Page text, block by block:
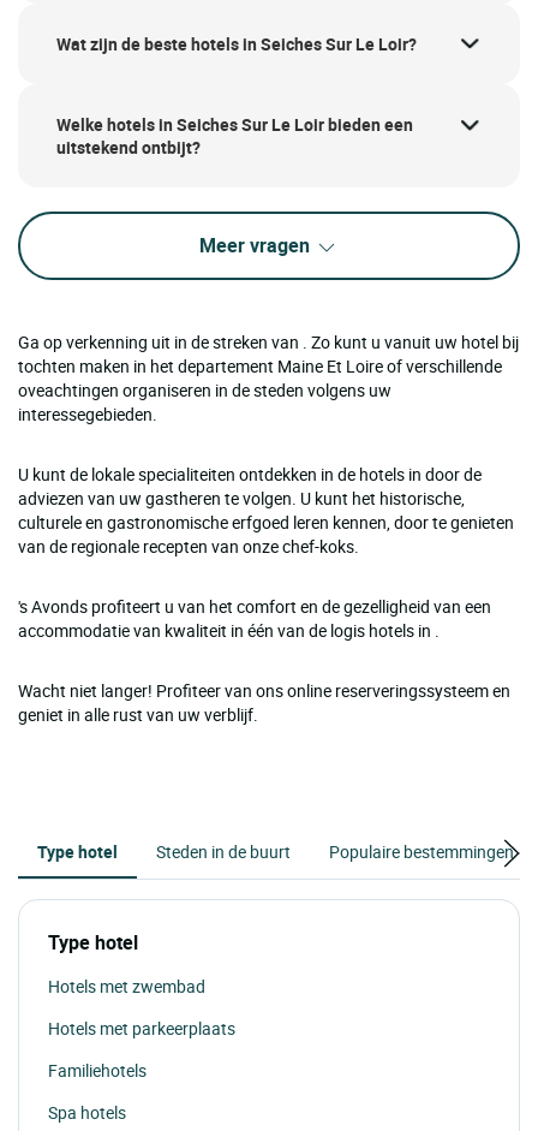
Wat zijn de beste hotels in Seiches Sur Le Loir?
Welke hotels in Seiches Sur Le Loir bieden een
uitstekend ontbijt?
Meer vragen
Ga op verkenning uit in de streken van . Zo kunt u vanuit uw hotel bij
tochten maken in het departement Maine Et Loire of verschillende
oveachtingen organiseren in de steden volgens uw
interessegebieden.
U kunt de lokale specialiteiten ontdekken in de hotels in door de
adviezen van uw gastheren te volgen. U kunt het historische,
culturele en gastronomische erfgoed leren kennen, door te genieten
van de regionale recepten van onze chef-koks.
's Avonds profiteert u van het comfort en de gezelligheid van een
accommodatie van kwaliteit in één van de logis hotels in .
Wacht niet langer! Profiteer van ons online reserveringssysteem en
geniet in alle rust van uw verblijf.
Type hotel Steden in de buurt Populaire bestemmingen
Type hotel
Hotels met zwembad
Hotels met parkeerplaats
Familiehotels
Spa hotels